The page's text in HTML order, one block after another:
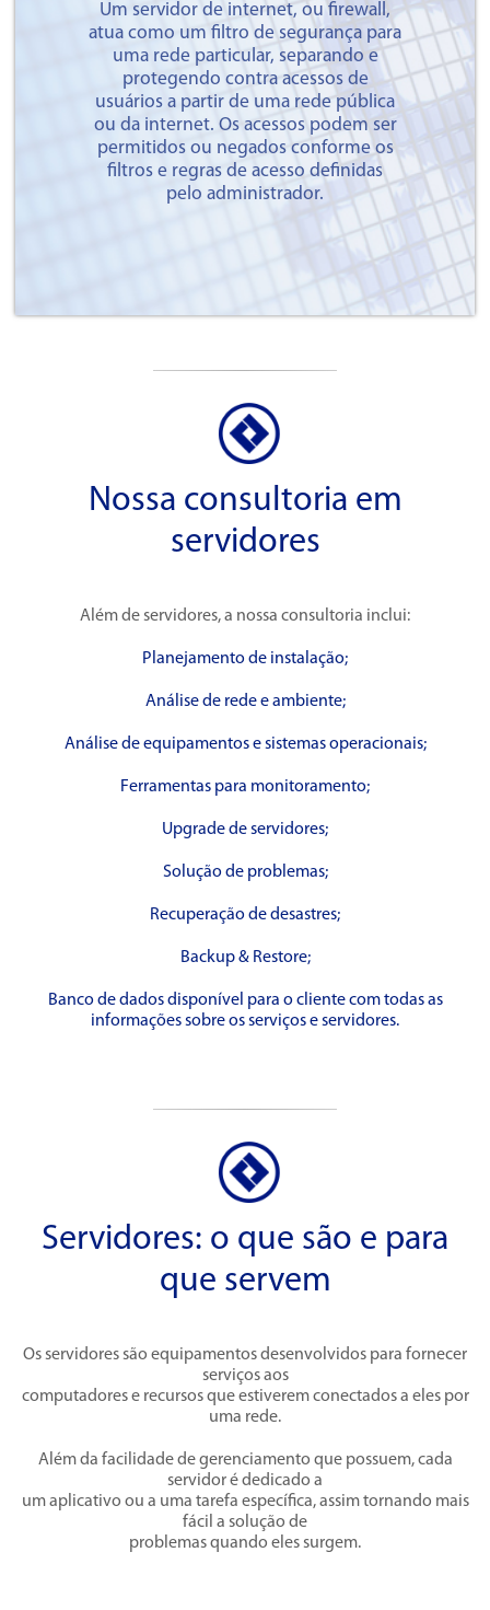
Um servidor de internet, ou firewall,
atua como um filtro de segurança para
uma rede particular, separando e
protegendo contra acessos de
usuários a partir de uma rede pública
ou da internet. Os acessos podem ser
permitidos ou negados conforme os
filtros e regras de acesso definidas
pelo administrador.
Nossa consultoria em
servidores
Além de servidores, a nossa consultoria inclui:
Planejamento de instalação;
Análise de rede e ambiente;
Análise de equipamentos e sistemas operacionais;
Ferramentas para monitoramento;
Upgrade de servidores;
Solução de problemas;
Recuperação de desastres;
Backup & Restore;
Banco de dados disponível para o cliente com todas as
informações sobre os serviços e servidores.
Servidores: o que são e para
que servem
Os servidores são equipamentos desenvolvidos para fornecer
serviços aos
computadores e recursos que estiverem conectados a eles por
uma rede.
Além da facilidade de gerenciamento que possuem, cada
servidor é dedicado a
um aplicativo ou a uma tarefa específica, assim tornando mais
fácil a solução de
problemas quando eles surgem.